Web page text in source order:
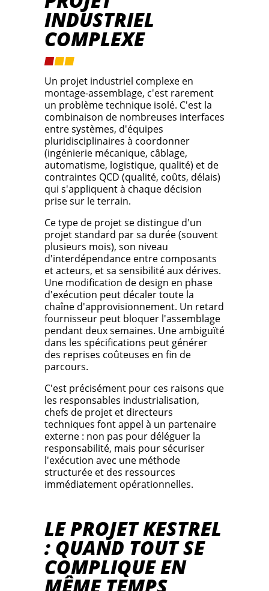
INDUSTRIEL
COMPLEXE
Un projet industriel complexe en
montage-assemblage, c'est rarement
un problème technique isolé. C'est la
combinaison de nombreuses interfaces
entre systèmes, d'équipes
pluridisciplinaires à coordonner
(ingénierie mécanique, câblage,
automatisme, logistique, qualité) et de
contraintes QCD (qualité, coûts, délais)
qui s'appliquent à chaque décision
prise sur le terrain.
Ce type de projet se distingue d'un
projet standard par sa durée (souvent
plusieurs mois), son niveau
d'interdépendance entre composants
et acteurs, et sa sensibilité aux dérives.
Une modification de design en phase
d'exécution peut décaler toute la
chaîne d'approvisionnement. Un retard
fournisseur peut bloquer l'assemblage
pendant deux semaines. Une ambiguïté
dans les spécifications peut générer
des reprises coûteuses en fin de
parcours.
C'est précisément pour ces raisons que
les responsables industrialisation,
chefs de projet et directeurs
techniques font appel à un partenaire
externe : non pas pour déléguer la
responsabilité, mais pour sécuriser
l'exécution avec une méthode
structurée et des ressources
immédiatement opérationnelles.
LE PROJET KESTREL
: QUAND TOUT SE
COMPLIQUE EN